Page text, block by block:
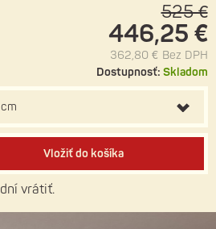
Dostupnosť: Skladom
525 €
446,25 €
362,80 € Bez DPH
Vložiť do košíka
vrátiť.